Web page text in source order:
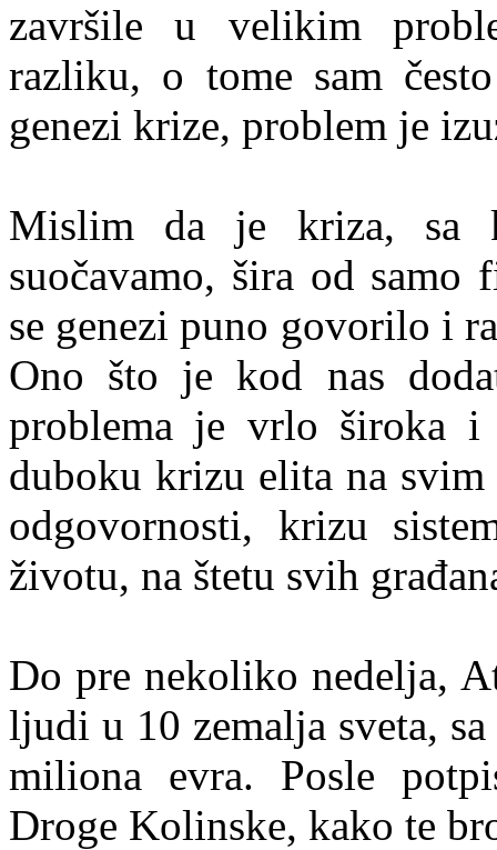
završile u velikim
razliku, o tome sam
genezi krize, problem je
Mislim da je kriza, sa
suočavamo, šira od
se genezi puno govorilo i
Ono što je kod nas
problema je vrlo široka i
duboku krizu elita na
odgovornosti, krizu
životu, na štetu svih
Do pre nekoliko nedelja,
ljudi u 10 zemalja sveta,
miliona evra. Posle
Droge Kolinske, kako te